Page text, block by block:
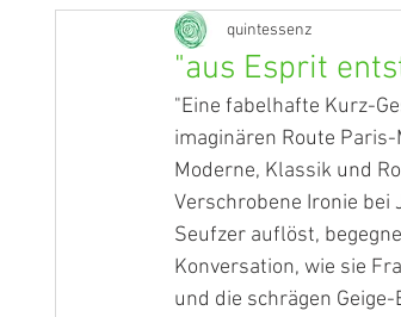
"aus Esprit
quintessenz
"Eine fabelhafte Kurz-
imaginären Route
Moderne, Klassik und
Verschrobene Ironie bei
Seufzer auflöst,
Konversation, wie sie
und die schrägen